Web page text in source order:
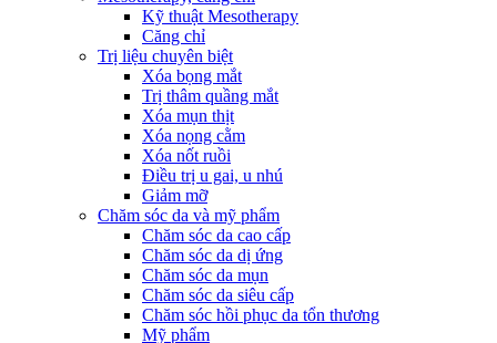
Kỹ thuật Mesotherapy
Căng chỉ
Trị liệu chuyên biệt
Xóa bọng mắt
Trị thâm quầng mắt
Xóa mụn thịt
Xóa nọng cằm
Xóa nốt ruồi
Điều trị u gai, u nhú
Giảm mỡ
Chăm sóc da và mỹ phẩm
Chăm sóc da cao cấp
Chăm sóc da dị ứng
Chăm sóc da mụn
Chăm sóc da siêu cấp
Chăm sóc hồi phục da tổn thương
Mỹ phẩm